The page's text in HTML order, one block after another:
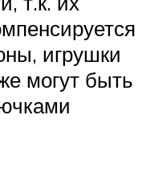
игрушки
могут быть